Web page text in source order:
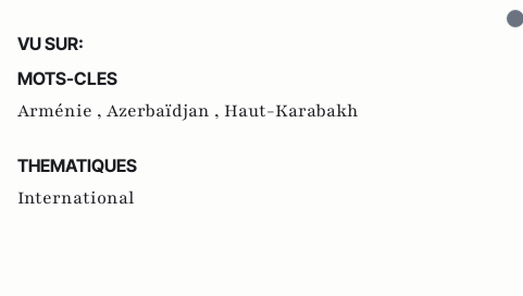
VU SUR:
MOTS-CLES
Arménie , Azerbaïdjan , Haut-Karabakh
THEMATIQUES
International